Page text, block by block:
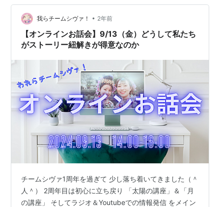
ちゃけた感情www） ②情報としてオープンするには ま
だ早すぎる！ （炎上、それ以上になるかも？）…
我らチームシヴァ！ • 2年前
【オンラインお話会】9/13（金）どうして私たち
がストーリー紐解きが得意なのか
チームシヴァ1周年を過ぎて 少し落ち着いてきました（＾
人＾） 2周年目は初心に立ち戻り 「太陽の講座」＆「月
の講座」 そしてラジオ＆Youtubeでの情報発信 をメイン